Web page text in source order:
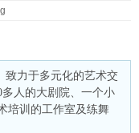
致力于多元化的艺术交
人的大剧院、一个小
培训的工作室及练舞